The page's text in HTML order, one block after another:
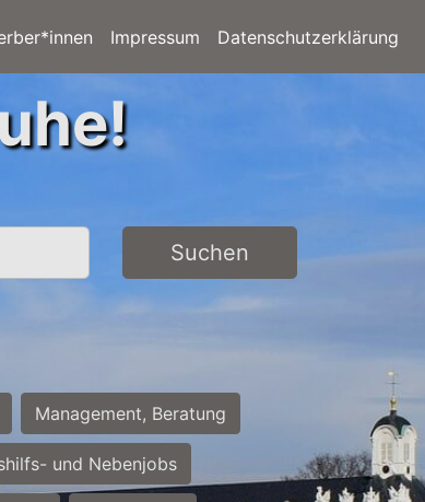
Impressum Datenschutzerklärung
Suchen
Management, Beratung
und Nebenjobs